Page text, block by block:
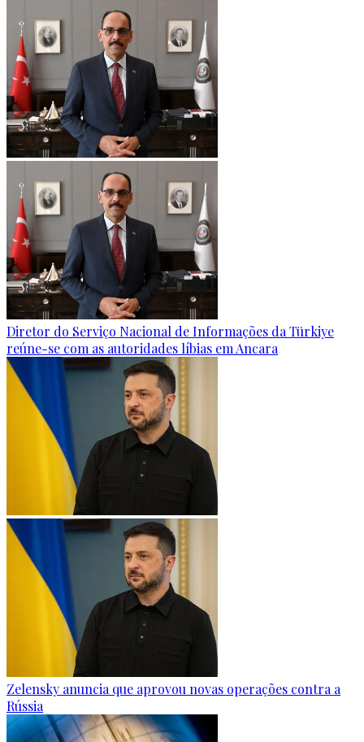
Diretor do Serviço Nacional de Informações da Türkiye
reúne-se com as autoridades líbias em Ancara
Zelensky anuncia que aprovou novas operações contra a
Rússia